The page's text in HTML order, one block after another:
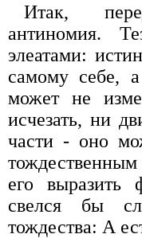
Итак,
антиномия.
элеатами:
самому себе,
может не
исчезать, ни
части - оно
тождественным
его выразить
свелся бы
тождества: А